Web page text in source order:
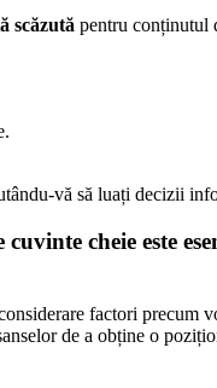
scăzută pentru conținutul
vă să luați decizii
cheie este
factori precum
de a obține o